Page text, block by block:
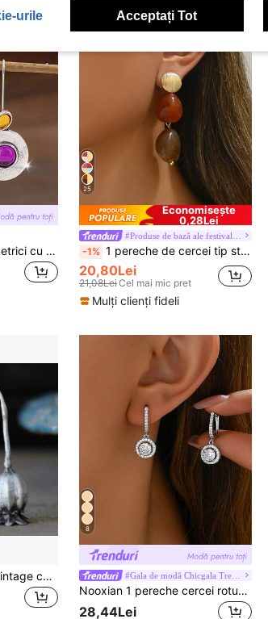
1 pereche cercei asimetrici cu pandantiv rotund cu piatră prețioasă violet minimalist la modă, cercei vintage rotunzi cu încrustații de sticlă
25
Economisește
0,28Lei
-1% 1 pereche de cercei tip stud eleganți, exagerați, boemi, din aur și argint, cu pandantiv din plastic cu model multicolor, stiluri asimetrice geometrice cu onduri de apă, marmură cu cerneală, piatră falsă și textură de lemn, bijuterii pentru femei pentru petrecere, vacanță, sărbători și călătorii, model aleatoriu de bile colorate, mici defecte normale la intrare
20,80Lei
21,08LeiCel mai mic pret
Mulți clienți fideli
1 pereche de cercei vintage cu design floral, accesoriu artistic de bijuterie pentru femei, potriviți pentru purtare zilnică și vacanță, de asemenea un cadou perfect pentru ea
8
Nooxian 1 pereche cercei rotunzi și dreptunghiulari cu zirconiu, pentru femei, pentru nuntă/petrecere, cu strălucire, pentru nuntă/petrecere
28,44Lei
urile Acceptați Tot